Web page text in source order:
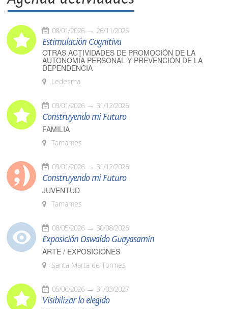
08/01/2026 26/11/2026
Estimulación Cognitiva
OTRAS ACTIVIDADES DE PROMOCIÓN DE LA
AUTONOMÍA PERSONAL Y PREVENCIÓN DE LA
DEPENDENCIA
Ledesma
09/01/2026 31/12/2026
Construyendo mi Futuro
FAMILIA
Tamames
09/01/2026 31/12/2026
Construyendo mi Futuro
JUVENTUD
Tamames
08/05/2026 30/08/2026
Exposición Oswaldo Guayasamín
ARTE / EXPOSICIONES
Santa Marta de Tormes
05/06/2026 31/03/2027
Visibilizar lo elegido